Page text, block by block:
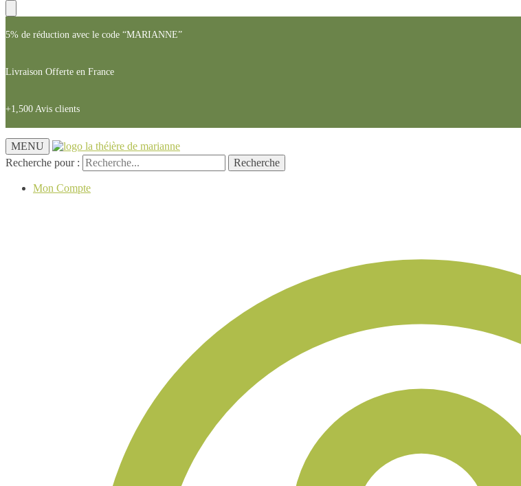
5% de réduction avec le code “MARIANNE”
Livraison Offerte en France
+1,500 Avis clients
MENU
Recherche pour :
Recherche
Mon Compte